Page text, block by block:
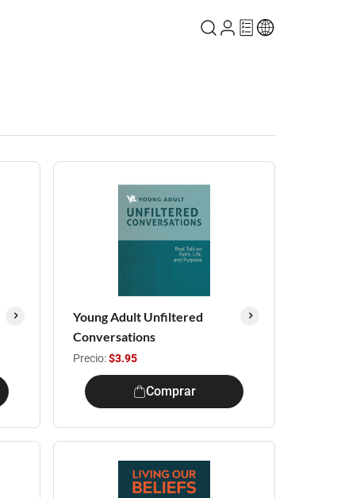
Young Adult Unfiltered
Conversations
Precio:$3.95
Comprar